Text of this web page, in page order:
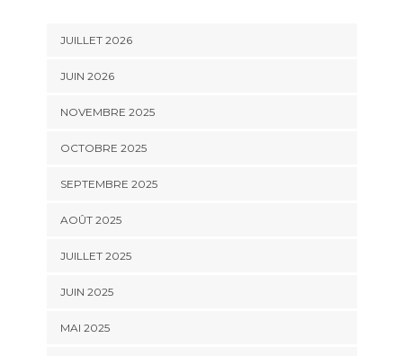
JUILLET 2026
JUIN 2026
NOVEMBRE 2025
OCTOBRE 2025
SEPTEMBRE 2025
AOÛT 2025
JUILLET 2025
JUIN 2025
MAI 2025